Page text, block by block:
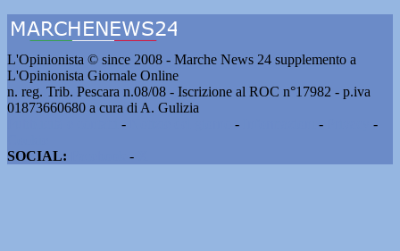
L'Opinionista © since 2008 - Marche News 24 supplemento a
L'Opinionista Giornale Online
n. reg. Trib. Pescara n.08/08 - Iscrizione al ROC n°17982 - p.iva
01873660680 a cura di A. Gulizia
- - -
-
SOCIAL:
-